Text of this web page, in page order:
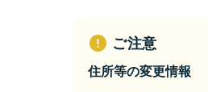
ご注意
住所等の変更情報